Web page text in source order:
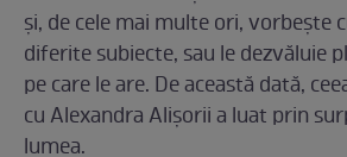
și, de cele mai multe ori, vorbește
diferite subiecte, sau le dezvăluie
pe care le are. De această dată,
cu Alexandra Alișorii a luat prin
lumea.